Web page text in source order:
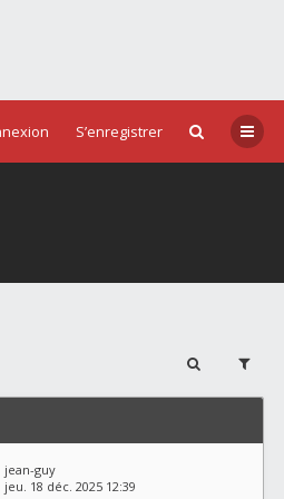
S’enregistrer
jean-guy
jeu. 18 déc. 2025 12:39